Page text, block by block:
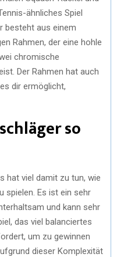
ähnliches Spiel
besteht aus einem
Rahmen, der eine hohle
chromische
Der Rahmen hat auch
dir ermöglicht,
so
hat viel damit zu tun, wie
spielen. Es ist ein sehr
und kann sehr
das viel balanciertes
um zu gewinnen
dieser Komplexität